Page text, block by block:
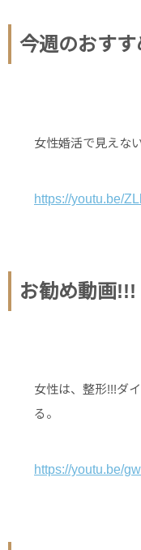
今週のおす
女性婚活で見えな
https://youtu.be/
お勧め動画!!!
女性は、整形!!!ダ
る。
https://youtu.be/